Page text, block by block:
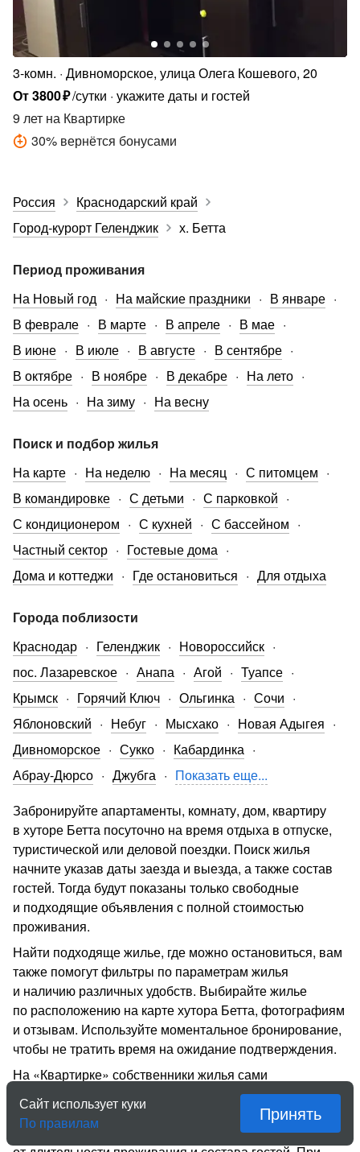
3-комн. Дивноморское, улица Олега Кошевого, 20
От3800₽/сутки укажите даты и гостей
9 лет на Квартирке
30% вернётся бонусами
Россия
Краснодарский край
Город-курорт Геленджик
х. Бетта
Период проживания
На Новый год
На майские праздники
В январе
В феврале
В марте В апреле
В мае
В июне
В июле В августе
В сентябре
В октябре
В ноябре В декабре
На лето
На осень
На зиму На весну
Поиск и подбор жилья
На карте
На неделю На месяц
С питомцем
В командировке
С детьми
С парковкой
С кондиционером
С кухней
С бассейном
Частный сектор
Гостевые дома
Дома и коттеджи
Где остановиться Для отдыха
Города поблизости
Краснодар
Геленджик
Новороссийск
пос. Лазаревское
Анапа Агой
Туапсе
Крымск
Горячий Ключ Ольгинка
Сочи
Яблоновский
Небуг Мысхако
Новая Адыгея
Дивноморское
Сукко
Кабардинка
Абрау-Дюрсо
Джубга
Показать еще...
Забронируйте апартаменты, комнату, дом, квартиру
в хуторе Бетта посуточно на время отдыха в отпуске,
туристической или деловой поездки. Поиск жилья
начните указав даты заезда и выезда, а также состав
гостей. Тогда будут показаны только свободные
и подходящие объявления с полной стоимостью
проживания.
Найти подходяще жилье, где можно остановиться, вам
также помогут фильтры по параметрам жилья
и наличию различных удобств. Выбирайте жилье
по расположению на карте хутора Бетта, фотографиям
и отзывам. Используйте моментальное бронирование,
чтобы не тратить время на ожидание подтверждения.
На «Квартирке» собственники жилья сами
устанавливают цену за проживание. Есть как
недорогие экономичные варианты, так и элитное
жильё. Стоимость также может зависеть
Сайт использует куки
По правилам
Принять